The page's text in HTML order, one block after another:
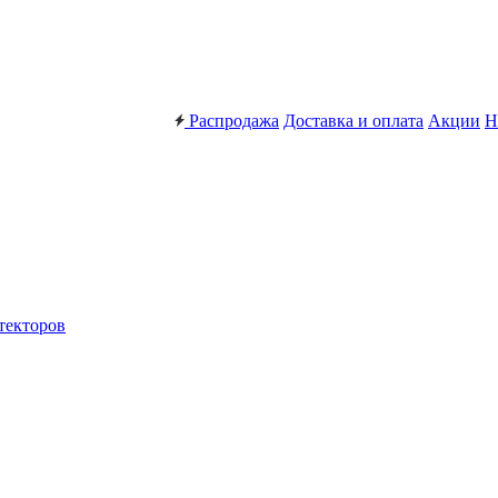
Распродажа Доставка и оплата Акции